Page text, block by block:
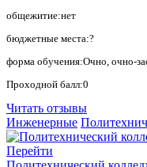
общежитие:нет
бюджетные места:?
форма обучения:Очно, очно-
Проходной балл:0
Читать отзывы
Инженерные
Перейти